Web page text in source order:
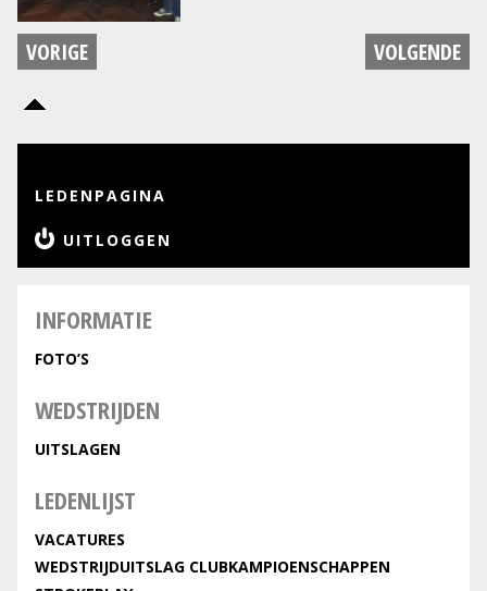
VORIGE VOLGENDE
LEDENPAGINA
UITLOGGEN
INFORMATIE
FOTO’S
WEDSTRIJDEN
UITSLAGEN
LEDENLIJST
VACATURES
WEDSTRIJDUITSLAG CLUBKAMPIOENSCHAPPEN